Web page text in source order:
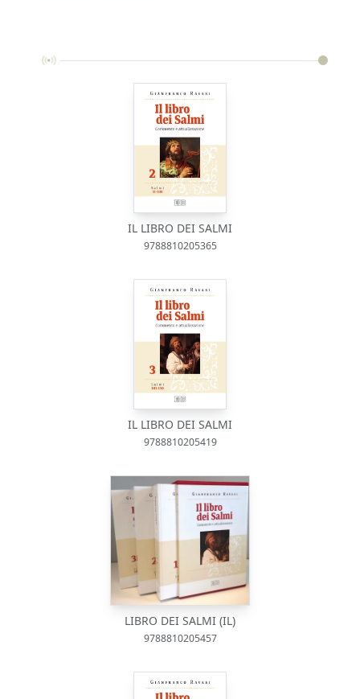
IL LIBRO DEI SALMI
9788810205365
IL LIBRO DEI SALMI
9788810205419
LIBRO DEI SALMI (IL)
9788810205457